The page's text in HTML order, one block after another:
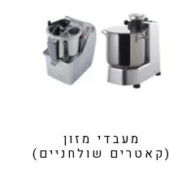
מעבדי מזון
(קאטרים שולחניים)